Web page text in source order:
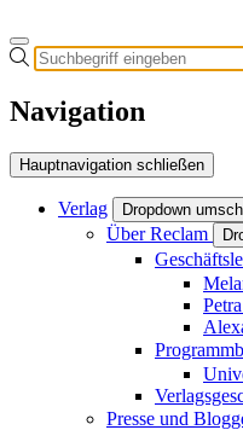
Navigation
Hauptnavigation schließen
Verlag Dropdown
Über Reclam
Presse und